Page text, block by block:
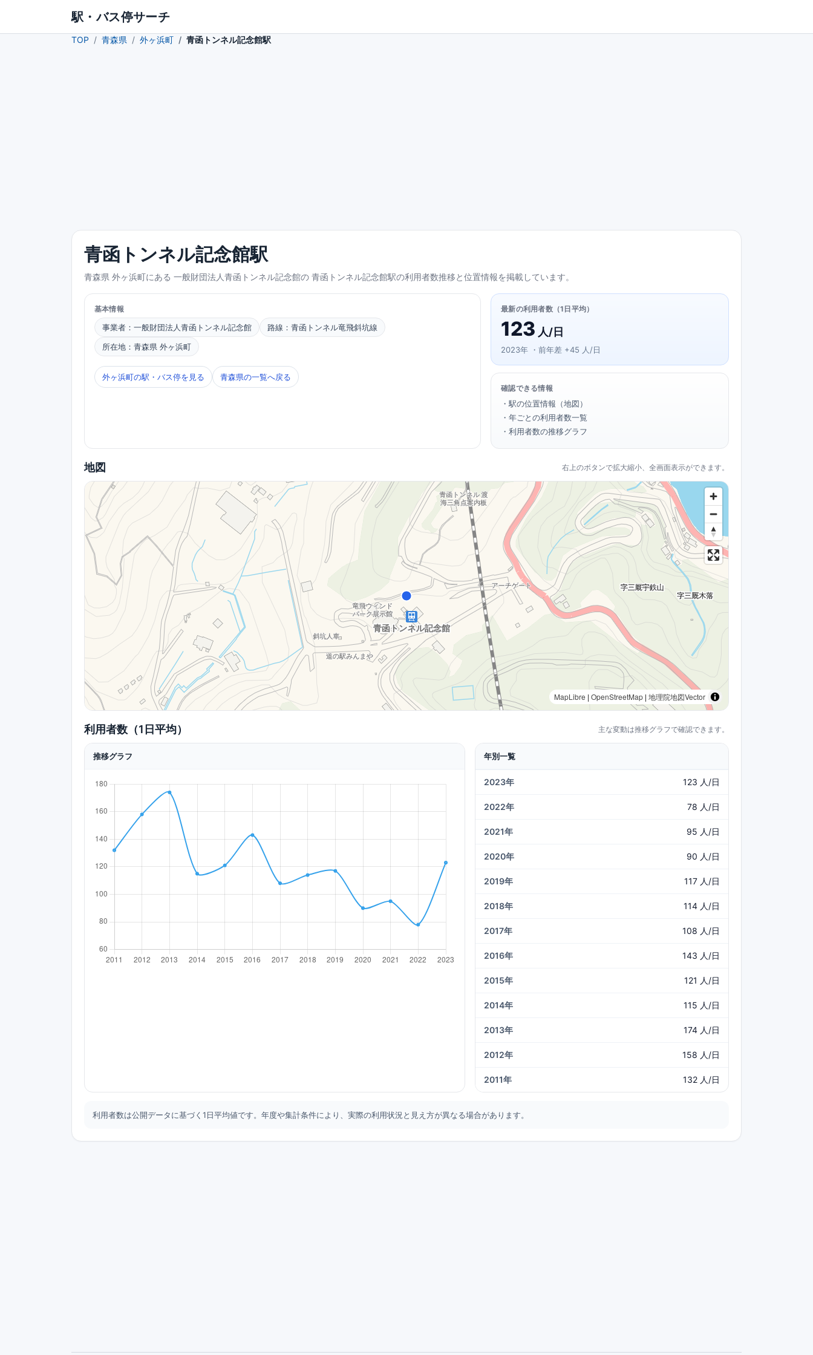
駅・バス停サーチ
TOP 青森県 外ヶ浜町 青函トンネル記念館駅
青函トンネル記念館駅
青森県 外ヶ浜町にある 一般財団法人青函トンネル記念館の 青函トンネル記念館駅の利用者数推移と位置情報を掲載しています。
基本情報
事業者：一般財団法人青函トンネル記念館
路線：青函トンネル竜飛斜坑線
所在地：青森県 外ヶ浜町
外ヶ浜町の駅・バス停を見る 青森県の一覧へ戻る
最新の利用者数（1日平均）
123 人/日
2023年 ・前年差 +45 人/日
確認できる情報
・駅の位置情報（地図）
・年ごとの利用者数一覧
・利用者数の推移グラフ
地図 右上のボタンで拡大縮小、全画面表示ができます。
MapLibre | OpenStreetMap | 地理院地図Vector
利用者数（1日平均） 主な変動は推移グラフで確認できます。
推移グラフ 年別一覧
2023年 123 人/日
2022年 78 人/日
2021年 95 人/日
2020年 90 人/日
2019年 117 人/日
2018年 114 人/日
2017年 108 人/日
2016年 143 人/日
2015年 121 人/日
2014年 115 人/日
2013年 174 人/日
2012年 158 人/日
2011年 132 人/日
利用者数は公開データに基づく1日平均値です。年度や集計条件により、実際の利用状況と見え方が異なる場合があります。